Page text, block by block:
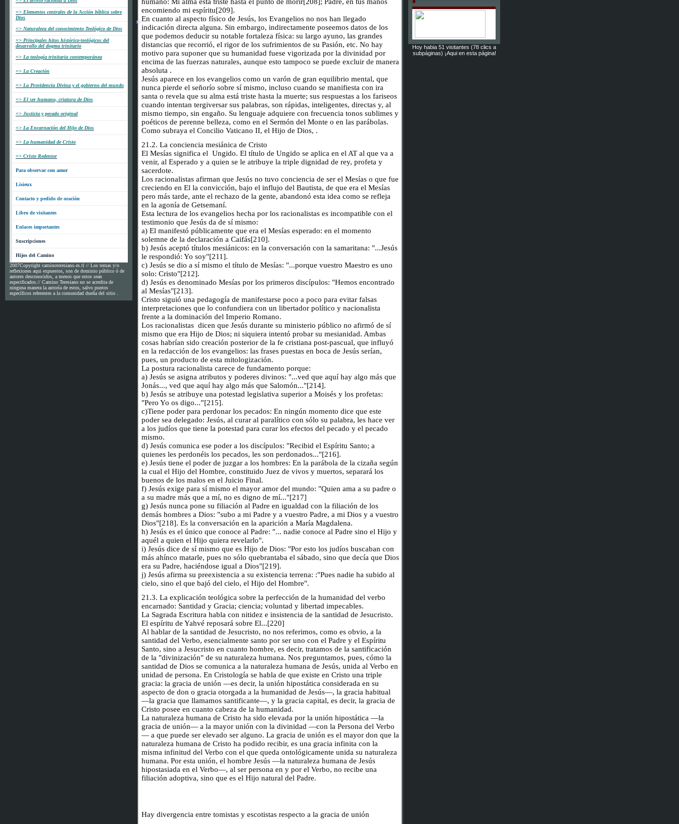
=> Elementos centrales de la Acción bíblica sobre
Dios
=> Naturaleza del conocimiento Teológico de Dios
=> Principales hitos histórico-teológicos del
desarrollo del dogma trinitario
=> La teología trinitaria contemporánea
=> La Creación
=> La Providencia Divina y el gobierno del mundo
=> El ser humano, criatura de Dios
=> Justicia y pecado original
=> La Encarnación del Hijo de Dios
=> La humanidad de Cristo
=> Cristo Redentor
Para observar con amor
Lisieux
Contacto y pedido de oración
Libro de visitantes
Enlaces importantes
Suscripciones
Hijos del Camino
2007Copyright caminoteresiano.es.tl // Los temas y/o
reflexiones aqui expuestos, son de dominio público ó de
autores desconocidos, a menos que estos sean
especificados.// Camino Teresiano no se acredita de
ninguna manera la autoría de estos, salvo puntos
específicos referentes a la comunidad dueña del sitio .
encomiendo mi espíritu[209].
En cuanto al aspecto físico de Jesús, los Evangelios no nos han llegado
indicación directa alguna. Sin embargo, indirectamente poseemos datos de los
que podemos deducir su notable fortaleza física: su largo ayuno, las grandes
distancias que recorrió, el rigor de los sufrimientos de su Pasión, etc. No hay
motivo para suponer que su humanidad fuese vigorizada por la divinidad por
encima de las fuerzas naturales, aunque esto tampoco se puede excluir de manera
absoluta .
Jesús aparece en los evangelios como un varón de gran equilibrio mental, que
nunca pierde el señorío sobre sí mismo, incluso cuando se manifiesta con ira
santa o revela que su alma está triste hasta la muerte; sus respuestas a los fariseos
cuando intentan tergiversar sus palabras, son rápidas, inteligentes, directas y, al
mismo tiempo, sin engaño. Su lenguaje adquiere con frecuencia tonos sublimes y
poéticos de perenne belleza, como en el Sermón del Monte o en las parábolas.
Como subraya el Concilio Vaticano II, el Hijo de Dios, .
21.2. La conciencia mesiánica de Cristo
El Mesías significa el Ungido. El título de Ungido se aplica en el AT al que va a
venir, al Esperado y a quien se le atribuye la triple dignidad de rey, profeta y
sacerdote.
Los racionalistas afirman que Jesús no tuvo conciencia de ser el Mesías o que fue
creciendo en El la convicción, bajo el influjo del Bautista, de que era el Mesías
pero más tarde, ante el rechazo de la gente, abandonó esta idea como se refleja
en la agonía de Getsemaní.
Esta lectura de los evangelios hecha por los racionalistas es incompatible con el
testimonio que Jesús da de sí mismo:
a) El manifestó públicamente que era el Mesías esperado: en el momento
solemne de la declaración a Caifás[210].
b) Jesús aceptó títulos mesiánicos: en la conversación con la samaritana: "...Jesús
le respondió: Yo soy"[211].
c) Jesús se dio a sí mismo el título de Mesías: "...porque vuestro Maestro es uno
solo: Cristo"[212].
d) Jesús es denominado Mesías por los primeros discípulos: "Hemos encontrado
al Mesías"[213].
Cristo siguió una pedagogía de manifestarse poco a poco para evitar falsas
interpretaciones que lo confundiera con un libertador político y nacionalista
frente a la dominación del Imperio Romano.
Los racionalistas dicen que Jesús durante su ministerio público no afirmó de sí
mismo que era Hijo de Dios; ni siquiera intentó probar su mesianidad. Ambas
cosas habrían sido creación posterior de la fe cristiana post-pascual, que influyó
en la redacción de los evangelios: las frases puestas en boca de Jesús serían,
pues, un producto de esta mitologización.
La postura racionalista carece de fundamento porque:
a) Jesús se asigna atributos y poderes divinos: "...ved que aquí hay algo más que
Jonás..., ved que aquí hay algo más que Salomón..."[214].
b) Jesús se atribuye una potestad legislativa superior a Moisés y los profetas:
"Pero Yo os digo...”[215].
c)Tiene poder para perdonar los pecados: En ningún momento dice que este
poder sea delegado: Jesús, al curar al paralítico con sólo su palabra, les hace ver
a los judíos que tiene la potestad para curar los efectos del pecado y el pecado
mismo.
d) Jesús comunica ese poder a los discípulos: "Recibid el Espíritu Santo; a
quienes les perdonéis los pecados, les son perdonados..."[216].
e) Jesús tiene el poder de juzgar a los hombres: En la parábola de la cizaña según
la cual el Hijo del Hombre, constituido Juez de vivos y muertos, separará los
buenos de los malos en el Juicio Final.
f) Jesús exige para sí mismo el mayor amor del mundo: "Quien ama a su padre o
a su madre más que a mí, no es digno de mí..."[217]
g) Jesús nunca pone su filiación al Padre en igualdad con la filiación de los
demás hombres a Dios: "subo a mi Padre y a vuestro Padre, a mi Dios y a vuestro
Dios"[218]. Es la conversación en la aparición a María Magdalena.
h) Jesús es el único que conoce al Padre: "... nadie conoce al Padre sino el Hijo y
aquél a quien el Hijo quiera revelarlo".
i) Jesús dice de sí mismo que es Hijo de Dios: "Por esto los judíos buscaban con
más ahínco matarle, pues no sólo quebrantaba el sábado, sino que decía que Dios
era su Padre, haciéndose igual a Dios"[219].
j) Jesús afirma su preexistencia a su existencia terrena: :"Pues nadie ha subido al
cielo, sino el que bajó del cielo, el Hijo del Hombre".
21.3. La explicación teológica sobre la perfección de la humanidad del verbo
encarnado: Santidad y Gracia; ciencia; voluntad y libertad impecables.
La Sagrada Escritura habla con nitidez e insistencia de la santidad de Jesucristo.
El espíritu de Yahvé reposará sobre El...[220]
Al hablar de la santidad de Jesucristo, no nos referimos, como es obvio, a la
santidad del Verbo, esencialmente santo por ser uno con el Padre y el Espíritu
Santo, sino a Jesucristo en cuanto hombre, es decir, tratamos de la santificación
de la "divinización" de su naturaleza humana. Nos preguntamos, pues, cómo la
santidad de Dios se comunica a la naturaleza humana de Jesús, unida al Verbo en
unidad de persona. En Cristología se habla de que existe en Cristo una triple
gracia: la gracia de unión —es decir, la unión hipostática considerada en su
aspecto de don o gracia otorgada a la humanidad de Jesús—, la gracia habitual
—la gracia que llamamos santificante—, y la gracia capital, es decir, la gracia de
Cristo posee en cuanto cabeza de la humanidad.
La naturaleza humana de Cristo ha sido elevada por la unión hipostática —la
gracia de unión— a la mayor unión con la divinidad —con la Persona del Verbo
— a que puede ser elevado ser alguno. La gracia de unión es el mayor don que la
naturaleza humana de Cristo ha podido recibir, es una gracia infinita con la
misma infinitud del Verbo con el que queda ontológicamente unida su naturaleza
humana. Por esta unión, el hombre Jesús —la naturaleza humana de Jesús
hipostasiada en el Verbo—, al ser persona en y por el Verbo, no recibe una
filiación adoptiva, sino que es el Hijo natural del Padre.
Hay divergencia entre tomistas y escotistas respecto a la gracia de unión
Hoy habia 51 visitantes (78 clics a
subpáginas) ¡Aqui en esta página!